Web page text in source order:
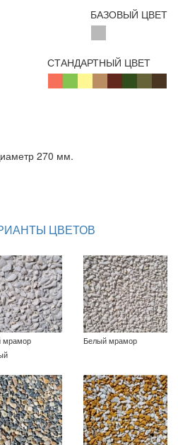
БАЗОВЫЙ ЦВЕТ
СТАНДАРТНЫЙ ЦВЕТ
270 мм.
ЦВЕТОВ
мрамор
Белый мрамор